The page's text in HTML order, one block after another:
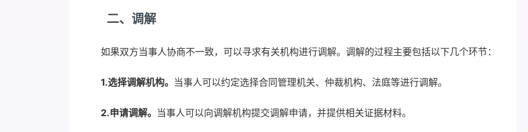
二、调解
如果双方当事人协商不一致，可以寻求有关机构进行调解。调解的过程主要包括以下几个环节：
1.选择调解机构。 当事人可以约定选择合同管理机关、仲裁机构、法庭等进行调解。
2.申请调解。 当事人可以向调解机构提交调解申请，并提供相关证据材料。